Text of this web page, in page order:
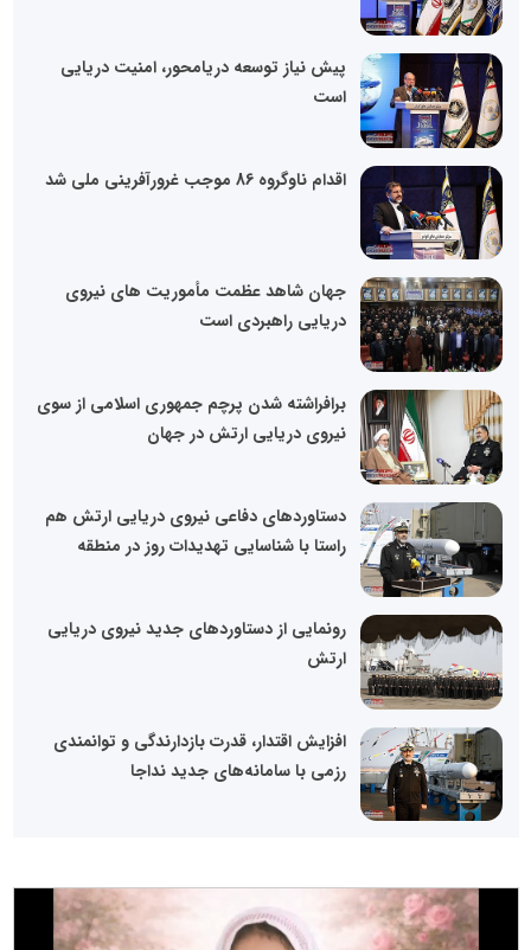
پیش نیاز توسعه دریامحور، امنیت دریایی
است
اقدام ناوگروه 86 موجب غرورآفرینی ملی شد
جهان شاهد عظمت مأموریت های نیروی
دریایی راهبردی است
برافراشته شدن پرچم جمهوری اسلامی از سوی
نیروی دریایی ارتش در جهان
دستاوردهای دفاعی نیروی دریایی ارتش هم
راستا با شناسایی تهدیدات روز در منطقه
رونمایی از دستاوردهای جدید نیروی دریایی
ارتش
افزایش اقتدار، قدرت بازدارندگی و توانمندی
رزمی با سامانه‌های جدید نداجا